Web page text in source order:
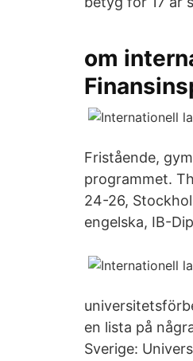
om
Fristående,
programmet.
24-26,
engelska, IB-
en lista på
Sverige: